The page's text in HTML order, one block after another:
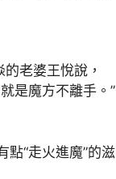
老婆王悅說，
是魔方不離手。”
“走火進魔”的滋